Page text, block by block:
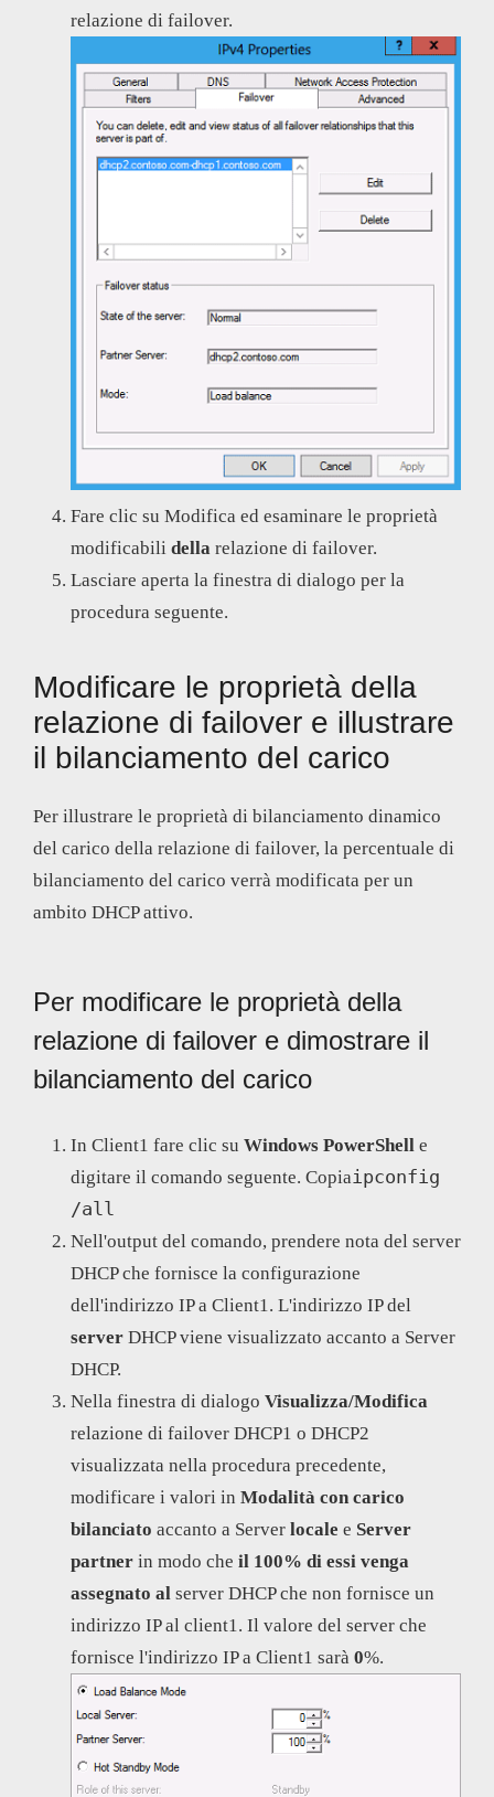
relazione di failover.
Fare clic su Modifica ed esaminare le proprietà
modificabili della relazione di failover.
Lasciare aperta la finestra di dialogo per la
procedura seguente.
Modificare le proprietà della
relazione di failover e illustrare
il bilanciamento del carico
Per illustrare le proprietà di bilanciamento dinamico
del carico della relazione di failover, la percentuale di
bilanciamento del carico verrà modificata per un
ambito DHCP attivo.
Per modificare le proprietà della
relazione di failover e dimostrare il
bilanciamento del carico
In Client1 fare clic su Windows PowerShell e
digitare il comando seguente. Copiaipconfig
/all
Nell'output del comando, prendere nota del server
DHCP che fornisce la configurazione
dell'indirizzo IP a Client1. L'indirizzo IP del
server DHCP viene visualizzato accanto a Server
DHCP.
Nella finestra di dialogo Visualizza/Modifica
relazione di failover DHCP1 o DHCP2
visualizzata nella procedura precedente,
modificare i valori in Modalità con carico
bilanciato accanto a Server locale e Server
partner in modo che il 100% di essi venga
assegnato al server DHCP che non fornisce un
indirizzo IP al client1. Il valore del server che
fornisce l'indirizzo IP a Client1 sarà 0%.